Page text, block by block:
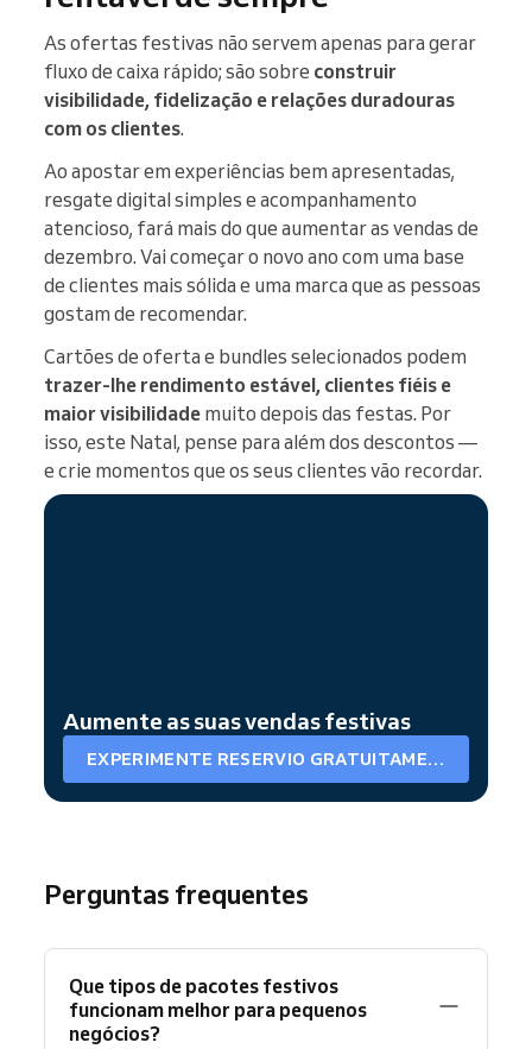
As ofertas festivas não servem apenas para gerar
fluxo de caixa rápido; são sobre construir
visibilidade, fidelização e relações duradouras
com os clientes.
Ao apostar em experiências bem apresentadas,
resgate digital simples e acompanhamento
atencioso, fará mais do que aumentar as vendas de
dezembro. Vai começar o novo ano com uma base
de clientes mais sólida e uma marca que as pessoas
gostam de recomendar.
Cartões de oferta e bundles selecionados podem
trazer-lhe rendimento estável, clientes fiéis e
maior visibilidade muito depois das festas. Por
isso, este Natal, pense para além dos descontos —
e crie momentos que os seus clientes vão recordar.
Aumente as suas vendas festivas
EXPERIMENTE RESERVIO GRATUITAMENTE
Perguntas frequentes
Que tipos de pacotes festivos
funcionam melhor para pequenos
negócios?